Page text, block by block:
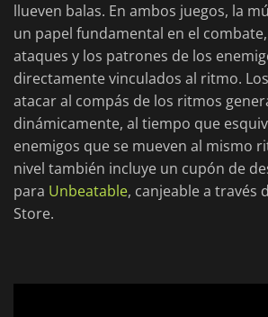
llueven balas. En ambos juegos, la
un papel fundamental en el
ataques y los patrones de los
directamente vinculados al ritmo.
atacar al compás de los ritmos
dinámicamente, al tiempo que
enemigos que se mueven al mismo
nivel también incluye un cupón de
para Unbeatable, canjeable a través
Store.